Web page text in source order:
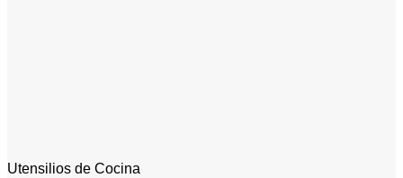
Utensilios de Cocina